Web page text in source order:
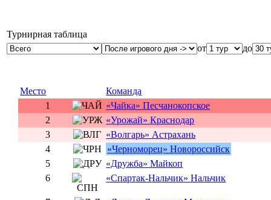
Турнирная таблица
от
до
Место
Команда
1
«Чайка» Песчанокопское
2
«Урожай» Краснодар
3
«Волгарь» Астрахань
4
«Черноморец» Новороссийск
5
«Дружба» Майкоп
6
«Спартак-Нальчик» Нальчик